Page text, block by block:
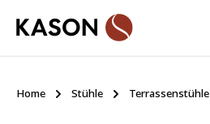
Zum Hauptinhalt springen
Home Stühle Terrassenstühle